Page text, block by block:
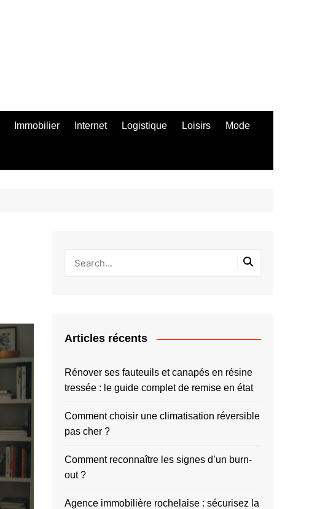
Immobilier Internet Logistique Loisirs Mode
Articles récents
Rénover ses fauteuils et canapés en résine
tressée : le guide complet de remise en état
Comment choisir une climatisation réversible
pas cher ?
Comment reconnaître les signes d’un burn-
out ?
Agence immobilière rochelaise : sécurisez la